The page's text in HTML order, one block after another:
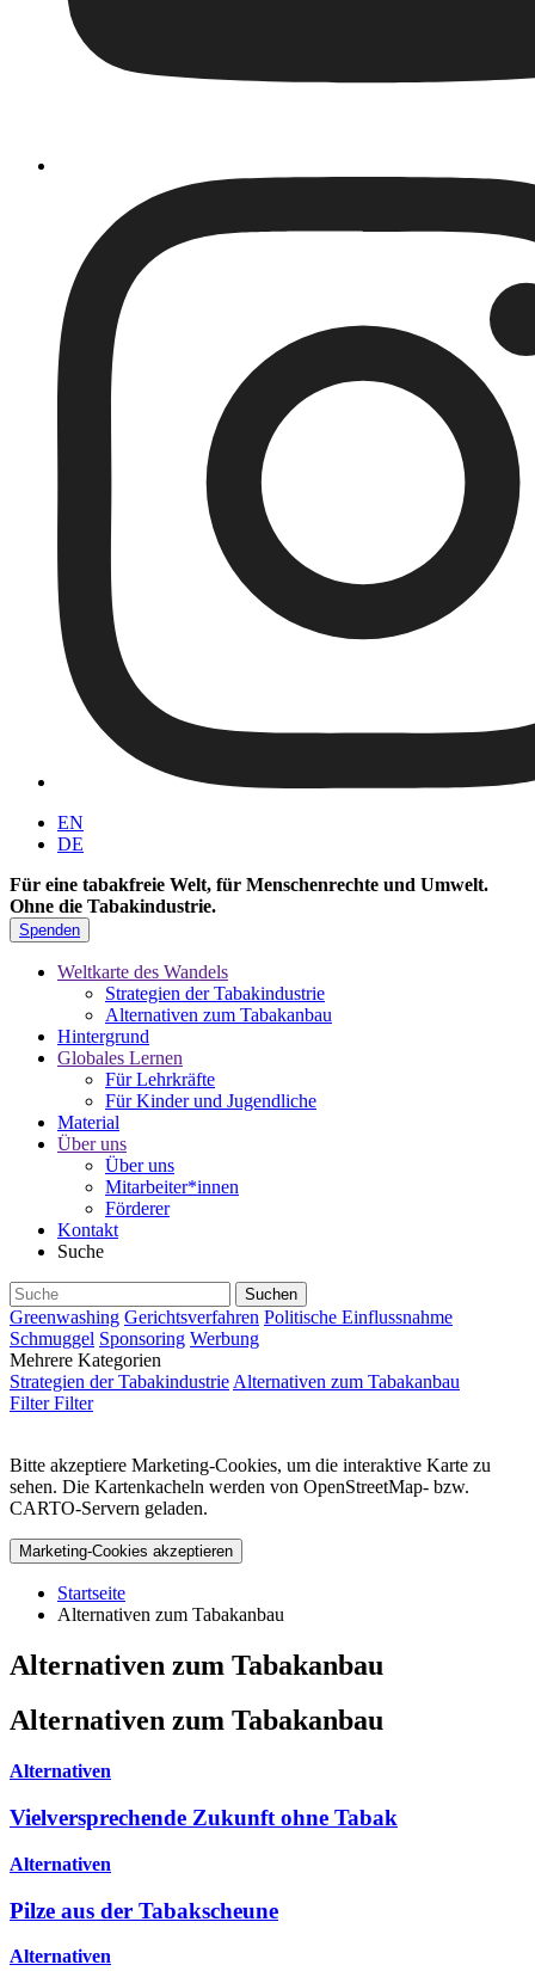
EN
DE
Für eine tabakfreie Welt, für Menschenrechte und Umwelt.
Ohne die Tabakindustrie.
Spenden
Weltkarte des Wandels
Strategien der Tabakindustrie
Alternativen zum Tabakanbau
Hintergrund
Globales Lernen
Für Lehrkräfte
Für Kinder und Jugendliche
Material
Über uns
Über uns
Mitarbeiter*innen
Förderer
Kontakt
Suche
Greenwashing Gerichtsverfahren Politische Einflussnahme
Schmuggel Sponsoring Werbung
Mehrere Kategorien
Strategien der Tabakindustrie Alternativen zum Tabakanbau
FilterFilter
Bitte akzeptiere Marketing-Cookies, um die interaktive Karte zu
sehen. Die Kartenkacheln werden von OpenStreetMap- bzw.
CARTO-Servern geladen.
Marketing-Cookies akzeptieren
Startseite
Alternativen zum Tabakanbau
Alternativen zum Tabakanbau
Alternativen zum Tabakanbau
Alternativen
Vielversprechende Zukunft ohne Tabak
Alternativen
Pilze aus der Tabakscheune
Alternativen